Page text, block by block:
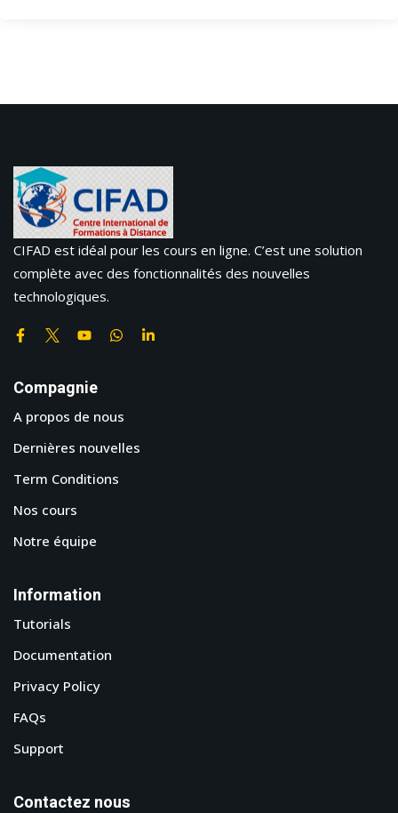
CIFAD est idéal pour les cours en ligne. C’est une solution
complète avec des fonctionnalités des nouvelles
technologiques.
Compagnie
A propos de nous
Dernières nouvelles
Term Conditions
Nos cours
Notre équipe
Information
Tutorials
Documentation
Privacy Policy
FAQs
Support
Contactez nous